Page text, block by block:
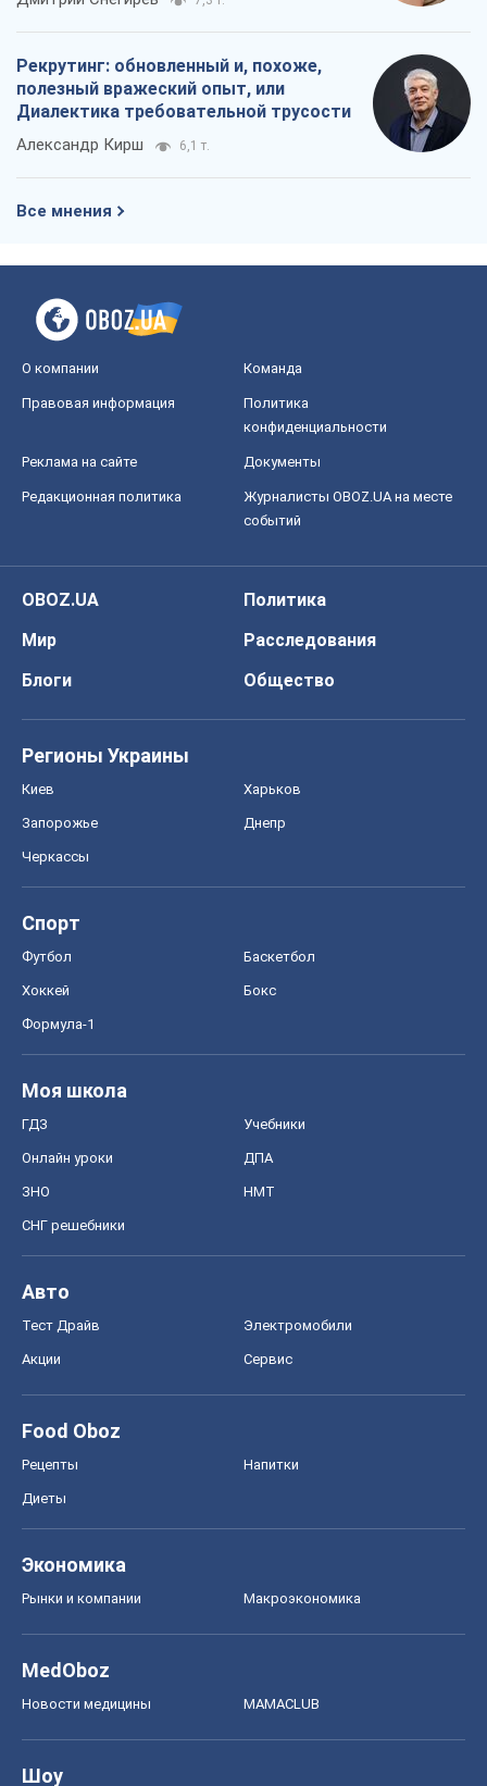
Рекрутинг: обновленный и, похоже,
полезный вражеский опыт, или
Диалектика требовательной трусости
Александр Кирш 6,1 т.
Все мнения
О компании Команда
Правовая информация
Политика
конфиденциальности
Реклама на сайте Документы
Редакционная политика
Журналисты OBOZ.UA на месте
событий
OBOZ.UA
Политика
Мир
Расследования
Блоги
Общество
Регионы Украины
Киев Харьков
Запорожье Днепр
Черкассы
Спорт
Футбол Баскетбол
Хоккей Бокс
Формула-1
Моя школа
ГДЗ Учебники
Онлайн уроки ДПА
ЗНО НМТ
СНГ решебники
Авто
Тест Драйв Электромобили
Акции Сервис
Food Oboz
Рецепты Напитки
Диеты
Экономика
Рынки и компании Mакроэкономика
MedOboz
Новости медицины MAMACLUB
Шоу